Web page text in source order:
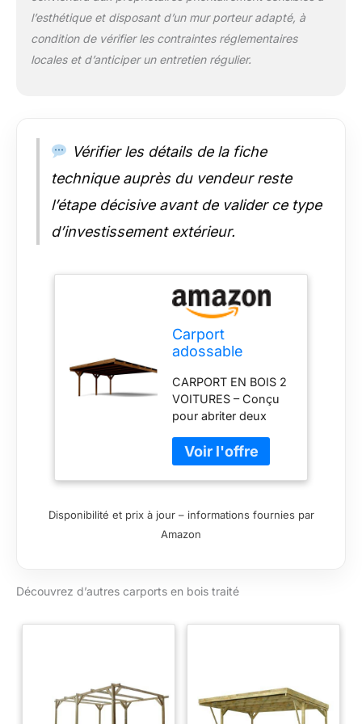
l’esthétique et disposant d’un mur porteur adapté, à
condition de vérifier les contraintes réglementaires
locales et d’anticiper un entretien régulier.
Vérifier les détails de la fiche
technique auprès du vendeur reste
l’étape décisive avant de valider ce type
d’investissement extérieur.
Carport
adossable
30,9m²
CARPORT EN BOIS 2
VOITURES – Conçu
pour abriter deux
protéger
efficacement des
intempéries.
– Grande capacité
offrant un espace de
sécurisé. PIN
aux insectes. DESIGN
ÉLÉGANT ET
Disponibilité et prix à jour – informations fournies par
Amazon
Découvrez d’autres carports en bois traité